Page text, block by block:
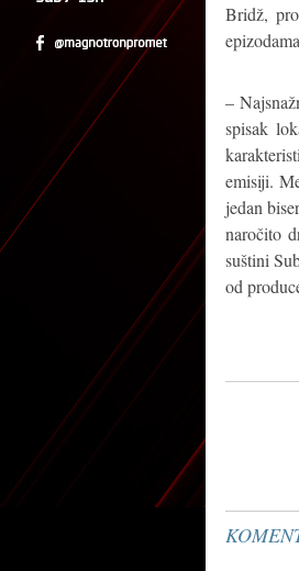
Bridž,
–
spisak
emisiji.
jedan
naročito
suštini
od